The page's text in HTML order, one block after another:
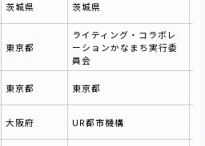
茨城県 茨城県
東京都
ライティング・コラボレ
ーションかなまち実行委
員会
東京都 東京都
大阪府 UR都市機構